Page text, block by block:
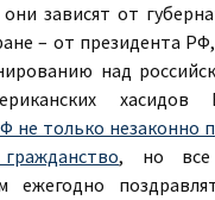
они зависят от
– от президента
над
хасидов
не только незаконно
, но все
ежегодно